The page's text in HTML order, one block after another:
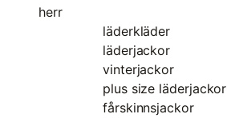
herr
läderkläder
läderjackor
vinterjackor
plus size läderjackor
fårskinnsjackor